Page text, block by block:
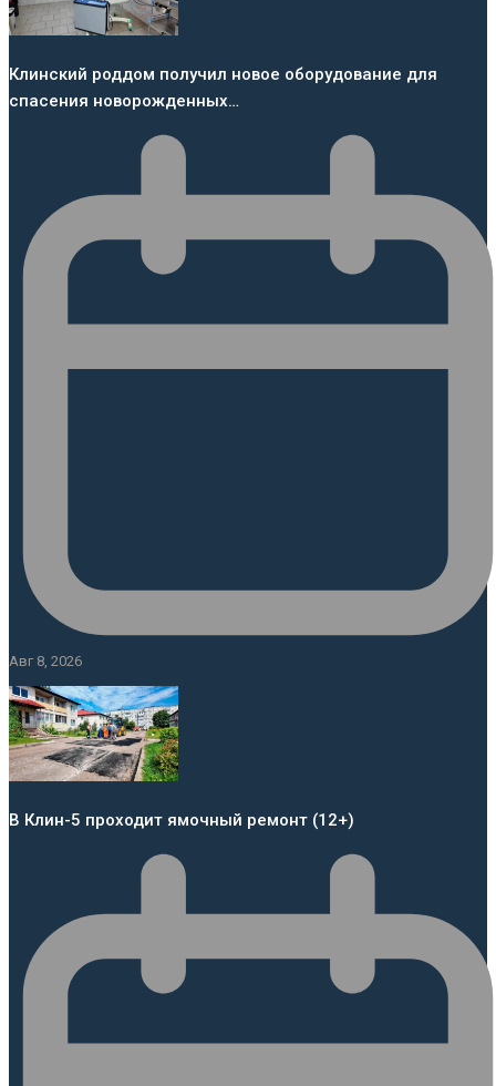
Клинский роддом получил новое оборудование для
спасения новорожденных…
Авг 8, 2026
В Клин-5 проходит ямочный ремонт (12+)